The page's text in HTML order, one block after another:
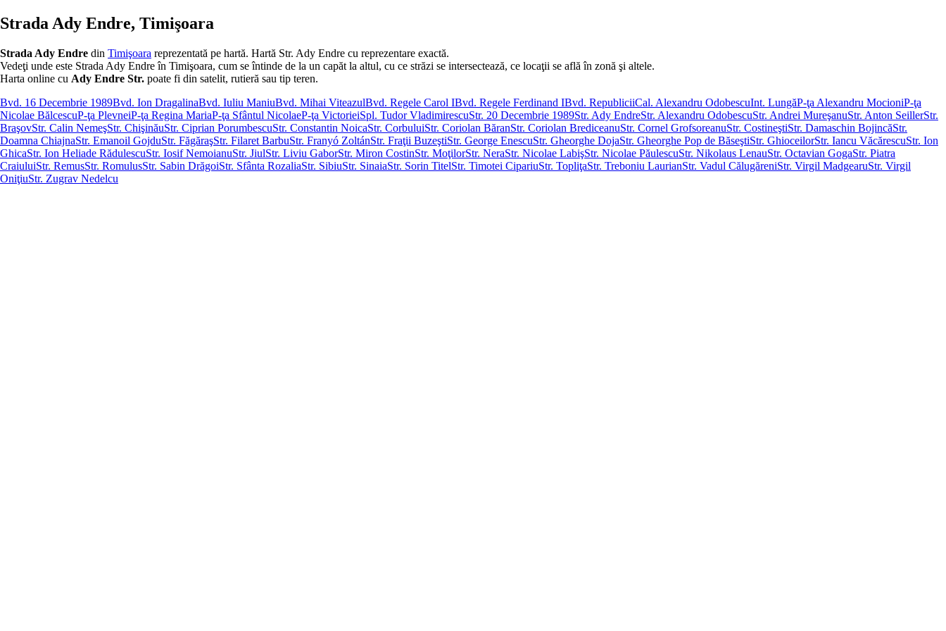
Strada Ady Endre, Timişoara
Strada Ady Endre din Timişoara reprezentată pe hartă. Hartă Str. Ady Endre cu reprezentare exactă.
Vedeţi unde este Strada Ady Endre în Timişoara, cum se întinde de la un capăt la altul, cu ce străzi se intersectează, ce locaţii se află în zonă şi altele.
Harta online cu Ady Endre Str. poate fi din satelit, rutieră sau tip teren.
Bvd. 16 Decembrie 1989Bvd. Ion DragalinaBvd. Iuliu ManiuBvd. Mihai ViteazulBvd. Regele Carol IBvd. Regele Ferdinand IBvd. RepubliciiCal. Alexandru OdobescuInt. LungăP-ţa Alexandru MocioniP-ţa
Nicolae BălcescuP-ţa PlevneiP-ţa Regina MariaP-ţa Sfântul NicolaeP-ţa VictorieiSpl. Tudor VladimirescuStr. 20 Decembrie 1989Str. Ady EndreStr. Alexandru OdobescuStr. Andrei MureşanuStr. Anton SeillerStr.
BraşovStr. Calin NemeşStr. ChişinăuStr. Ciprian PorumbescuStr. Constantin NoicaStr. CorbuluiStr. Coriolan BăranStr. Coriolan BrediceanuStr. Cornel GrofsoreanuStr. CostineştiStr. Damaschin BojincăStr.
Doamna ChiajnaStr. Emanoil GojduStr. FăgăraşStr. Filaret BarbuStr. Franyó ZoltánStr. Fraţii BuzeştiStr. George EnescuStr. Gheorghe DojaStr. Gheorghe Pop de BăseştiStr. GhioceilorStr. Iancu VăcărescuStr. Ion
GhicaStr. Ion Heliade RădulescuStr. Iosif NemoianuStr. JiulStr. Liviu GaborStr. Miron CostinStr. MoţilorStr. NeraStr. Nicolae LabişStr. Nicolae PăulescuStr. Nikolaus LenauStr. Octavian GogaStr. Piatra
CraiuluiStr. RemusStr. RomulusStr. Sabin DrăgoiStr. Sfânta RozaliaStr. SibiuStr. SinaiaStr. Sorin TitelStr. Timotei CipariuStr. TopliţaStr. Treboniu LaurianStr. Vadul CălugăreniStr. Virgil MadgearuStr. Virgil
OniţiuStr. Zugrav Nedelcu